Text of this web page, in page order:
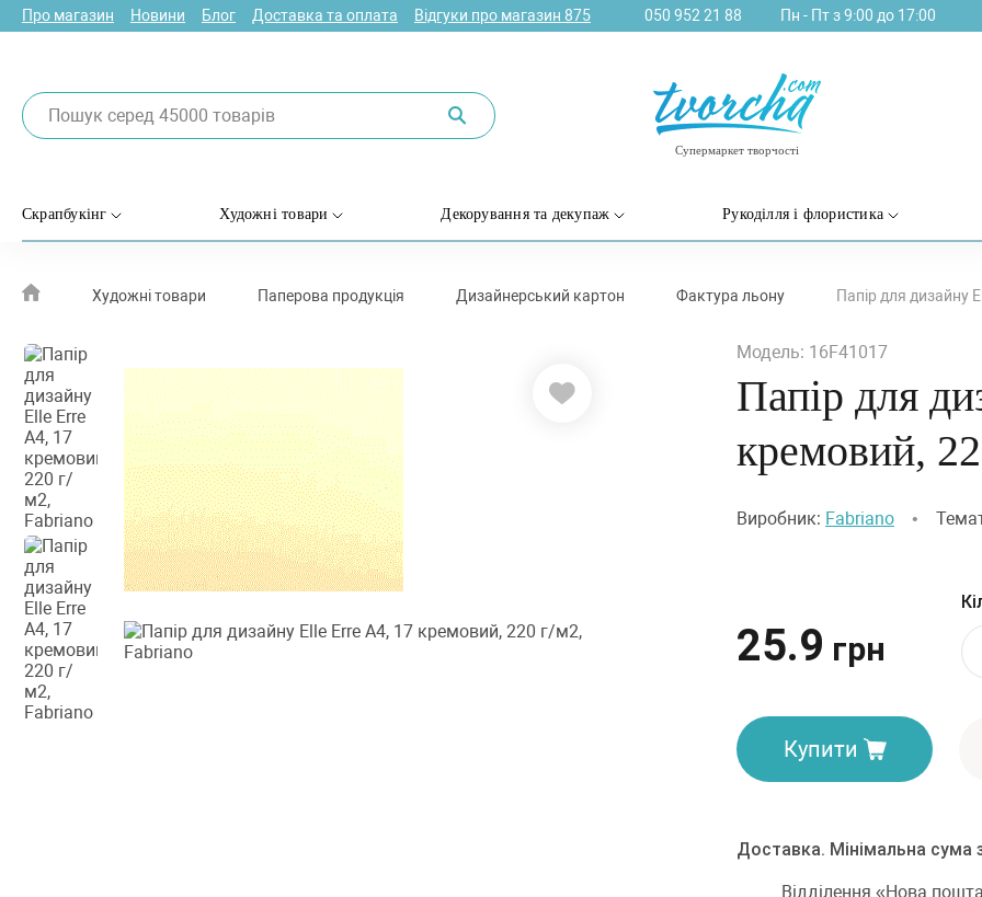
Про магазин Новини Блог Доставка та оплата Відгуки про магазин 875 050 952 21 88 Пн - Пт з 9:00 до 17:00
Супермаркет творчості
Скрапбукінг Художні товари Декорування та декупаж Рукоділля і флористика
Художні товари Паперова продукція Дизайнерський картон Фактура льону Папір для дизайну
Модель: 16F41017
Папір для
кремовий,
Виробник: Fabriano •
25.9 грн
Купити
Доставка. Мінімальна сума
Відділення «Нова